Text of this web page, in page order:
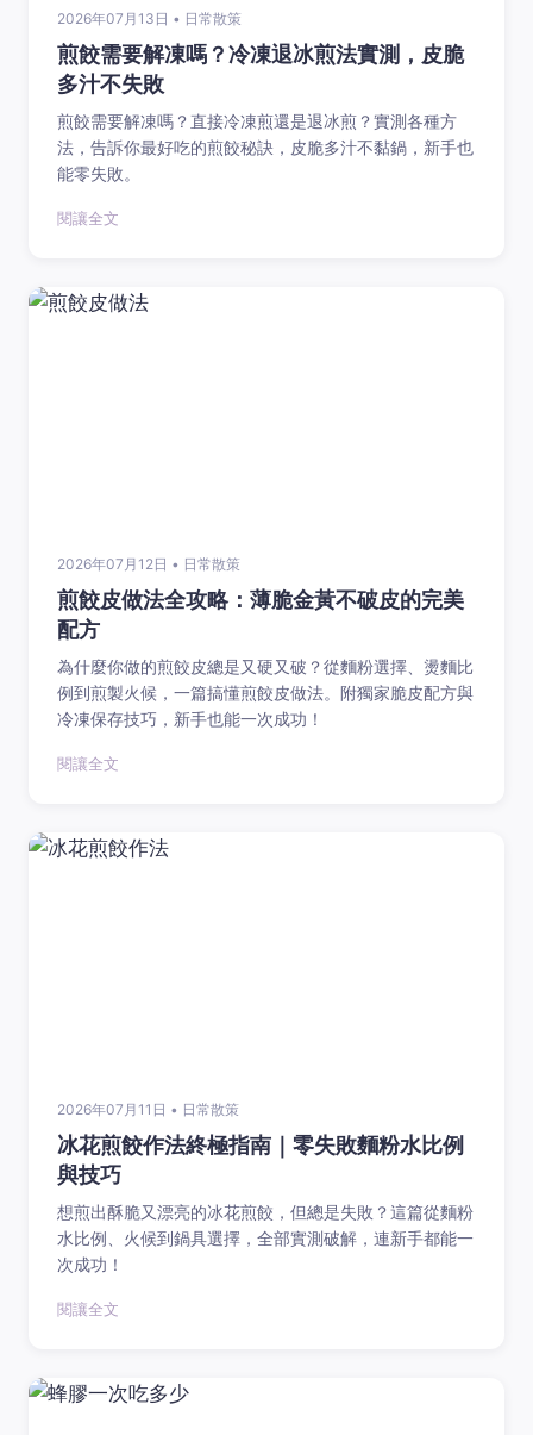
2026年07月13日 • 日常散策
煎餃需要解凍嗎？冷凍退冰煎法實測，皮脆
多汁不失敗
煎餃需要解凍嗎？直接冷凍煎還是退冰煎？實測各種方
法，告訴你最好吃的煎餃秘訣，皮脆多汁不黏鍋，新手也
能零失敗。
閱讓全文
2026年07月12日 • 日常散策
煎餃皮做法全攻略：薄脆金黃不破皮的完美
配方
為什麼你做的煎餃皮總是又硬又破？從麵粉選擇、燙麵比
例到煎製火候，一篇搞懂煎餃皮做法。附獨家脆皮配方與
冷凍保存技巧，新手也能一次成功！
閱讓全文
2026年07月11日 • 日常散策
冰花煎餃作法終極指南｜零失敗麵粉水比例
與技巧
想煎出酥脆又漂亮的冰花煎餃，但總是失敗？這篇從麵粉
水比例、火候到鍋具選擇，全部實測破解，連新手都能一
次成功！
閱讓全文